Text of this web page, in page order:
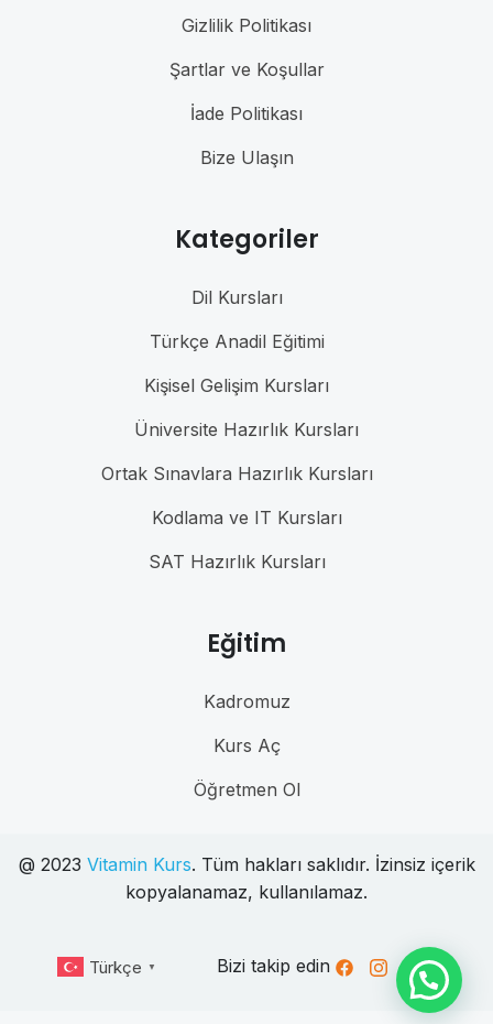
Gizlilik Politikası
Şartlar ve Koşullar
İade Politikası
Bize Ulaşın
Kategoriler
Dil Kursları
Türkçe Anadil Eğitimi
Kişisel Gelişim Kursları
Üniversite Hazırlık Kursları
Ortak Sınavlara Hazırlık Kursları
Kodlama ve IT Kursları
SAT Hazırlık Kursları
Eğitim
Kadromuz
Kurs Aç
Öğretmen Ol
@ 2023 Vitamin Kurs. Tüm hakları saklıdır. İzinsiz içerik
kopyalanamaz, kullanılamaz.
Türkçe ▼ Bizi takip edin